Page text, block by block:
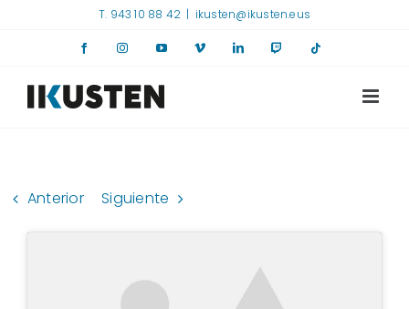
T. 943 10 88 42 | ikusten@ikusten.eus
FacebookInstagramYouTubeVimeo LinkedIn Twitch Tiktok
Anterior Siguiente